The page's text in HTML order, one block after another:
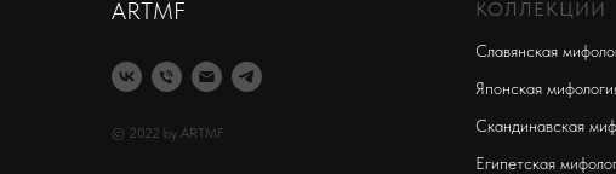
ARTMF
© 2022 by ARTMF
КОЛЛЕКЦИИ
Славянская
Японская
Скандинавская
Египетская